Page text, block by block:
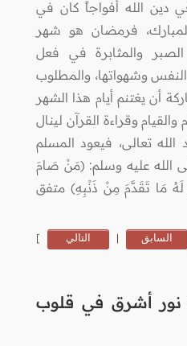
دين الله أفواجاً كان في
فرمضان هو شهر
والمثابرة في فعل
وشهواتها، والمطلوب
أن يغتنم أيام هذا الشهر
وقراءة القرآن لينال
تعالى، فيعود المسلم
الله عليه وسلم: (مَنْ صَامَ
لَهُ مَا تَقَدَّمَ مِنْ ذَنْبِهِ) متفق
السابق | التالي ]
نور أشرق في قلوب